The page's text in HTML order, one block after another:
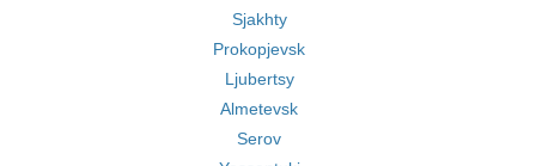
Sjakhty
Prokopjevsk
Ljubertsy
Almetevsk
Serov